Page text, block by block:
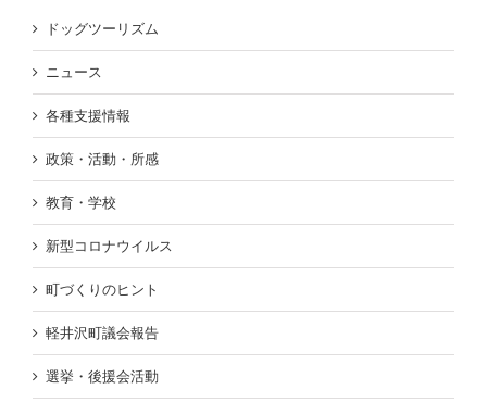
ドッグツーリズム
ニュース
各種支援情報
政策・活動・所感
教育・学校
新型コロナウイルス
町づくりのヒント
軽井沢町議会報告
選挙・後援会活動